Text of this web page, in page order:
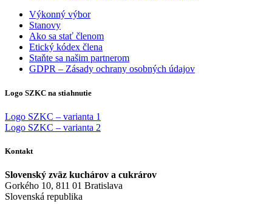
Výkonný výbor
Stanovy
Ako sa stať členom
Etický kódex člena
Staňte sa našim partnerom
GDPR – Zásady ochrany osobných údajov
Logo SZKC na stiahnutie
Logo SZKC – varianta 1
Logo SZKC – varianta 2
Kontakt
Slovenský zväz kuchárov a cukrárov
Gorkého 10, 811 01 Bratislava
Slovenská republika